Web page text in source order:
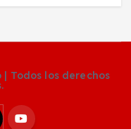
Todos los derechos